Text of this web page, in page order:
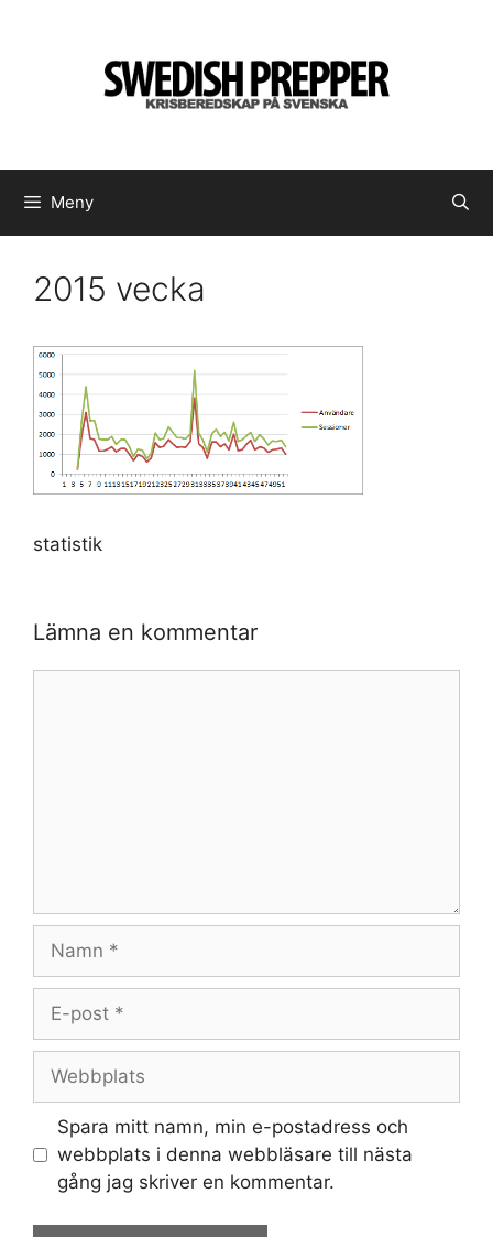
Meny
2015 vecka
statistik
Lämna en kommentar
Namn
Webbplats
Spara mitt namn, min e-postadress och
webbplats i denna webbläsare till nästa
gång jag skriver en kommentar.